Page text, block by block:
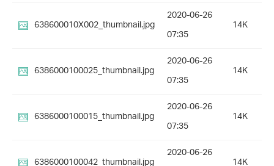
638600010X002_thumbnail.jpg
2020-06-26
07:35
14K
6386000100025_thumbnail.jpg
2020-06-26
07:35
14K
6386000100015_thumbnail.jpg
2020-06-26
07:35
14K
2020-06-26